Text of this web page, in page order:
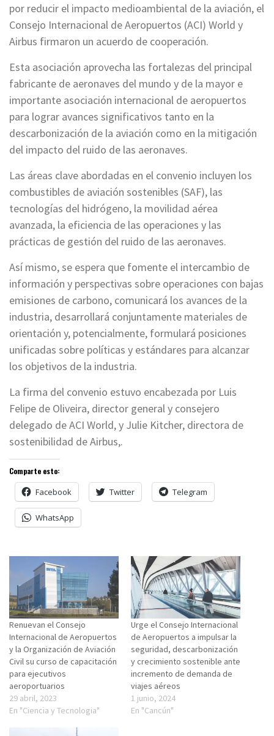
por reducir el impacto medioambiental de la aviación, el
Consejo Internacional de Aeropuertos (ACI) World y
Airbus firmaron un acuerdo de cooperación.
Esta asociación aprovecha las fortalezas del principal
fabricante de aeronaves del mundo y de la mayor e
importante asociación internacional de aeropuertos
para lograr avances significativos tanto en la
descarbonización de la aviación como en la mitigación
del impacto del ruido de las aeronaves.
Las áreas clave abordadas en el convenio incluyen los
combustibles de aviación sostenibles (SAF), las
tecnologías del hidrógeno, la movilidad aérea
avanzada, la eficiencia de las operaciones y las
prácticas de gestión del ruido de las aeronaves.
Así mismo, se espera que fomente el intercambio de
información y perspectivas sobre operaciones con bajas
emisiones de carbono, comunicará los avances de la
industria, desarrollará conjuntamente materiales de
orientación y, potencialmente, formulará posiciones
unificadas sobre políticas y estándares para alcanzar
los objetivos de la industria.
La firma del convenio estuvo encabezada por Luis
Felipe de Oliveira, director general y consejero
delegado de ACI World, y Julie Kitcher, directora de
sostenibilidad de Airbus,.
Comparte esto:
Facebook Twitter Telegram
WhatsApp
Renuevan el Consejo
Internacional de Aeropuertos
y la Organización de Aviación
Civil su curso de capacitación
para ejecutivos
aeroportuarios
29 abril, 2023
En "Ciencia y Tecnologia"
Urge el Consejo Internacional
de Aeropuertos a impulsar la
seguridad, descarbonización
y crecimiento sostenible ante
incremento de demanda de
viajes aéreos
1 junio, 2024
En "Cancún"